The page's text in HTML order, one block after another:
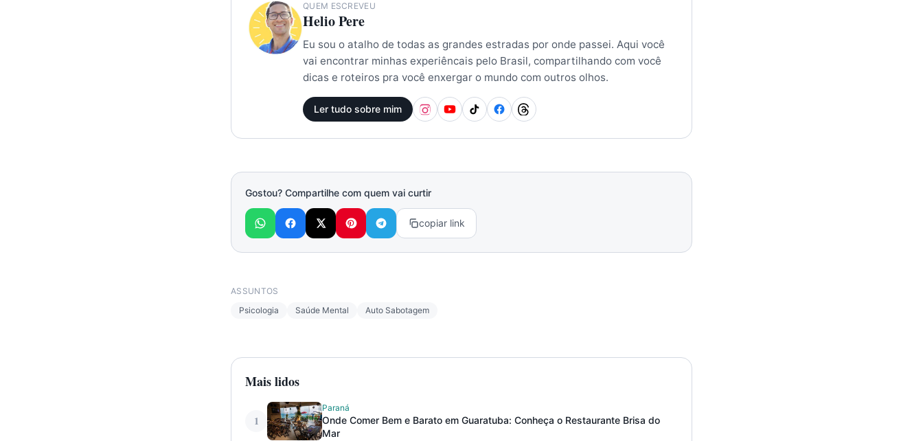
QUEM ESCREVEU
Helio Pere
Eu sou o atalho de todas as grandes estradas por onde passei. Aqui você
vai encontrar minhas experiêncais pelo Brasil, compartilhando com você
dicas e roteiros pra você enxergar o mundo com outros olhos.
Ler tudo sobre mim
Gostou? Compartilhe com quem vai curtir
copiar link
ASSUNTOS
Psicologia
Saúde Mental Auto Sabotagem
Mais lidos
1
Paraná
Onde Comer Bem e Barato em Guaratuba: Conheça o Restaurante Brisa do
Mar